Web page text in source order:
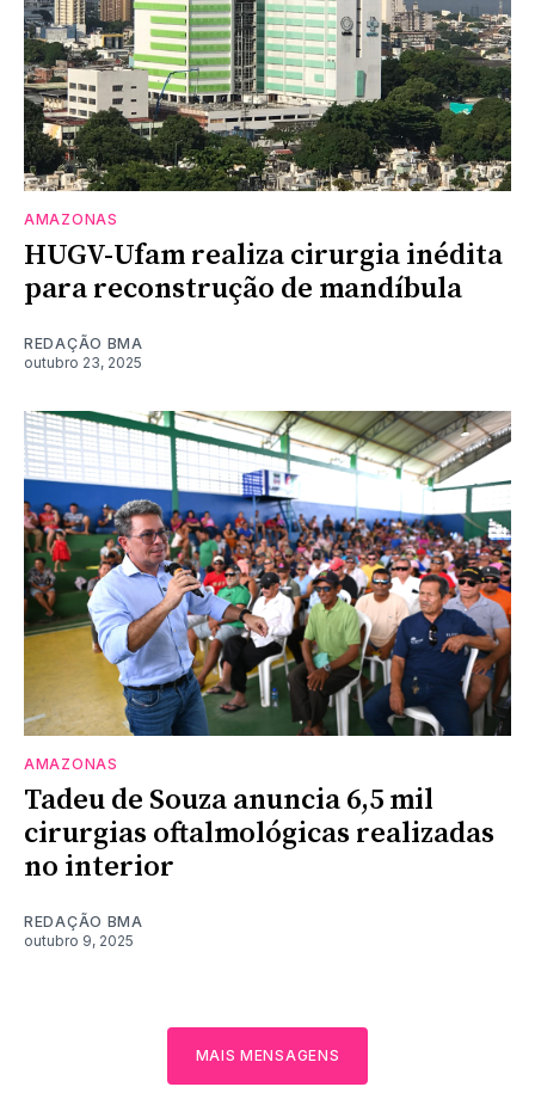
AMAZONAS
HUGV-Ufam realiza cirurgia inédita
para reconstrução de mandíbula
REDAÇÃO BMA
outubro 23, 2025
AMAZONAS
Tadeu de Souza anuncia 6,5 mil
cirurgias oftalmológicas realizadas
no interior
REDAÇÃO BMA
outubro 9, 2025
MAIS MENSAGENS